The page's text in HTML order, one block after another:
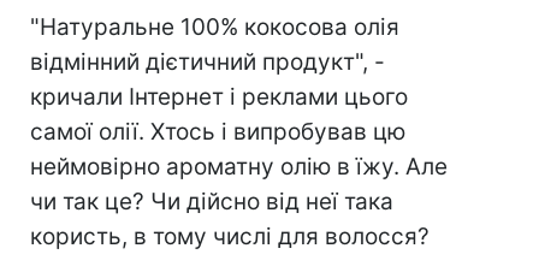
"Натуральне 100% кокосова олія
відмінний дієтичний продукт", -
кричали Інтернет і реклами цього
самої олії. Хтось і випробував цю
неймовірно ароматну олію в їжу. Але
чи так це? Чи дійсно від неї така
користь, в тому числі для волосся?